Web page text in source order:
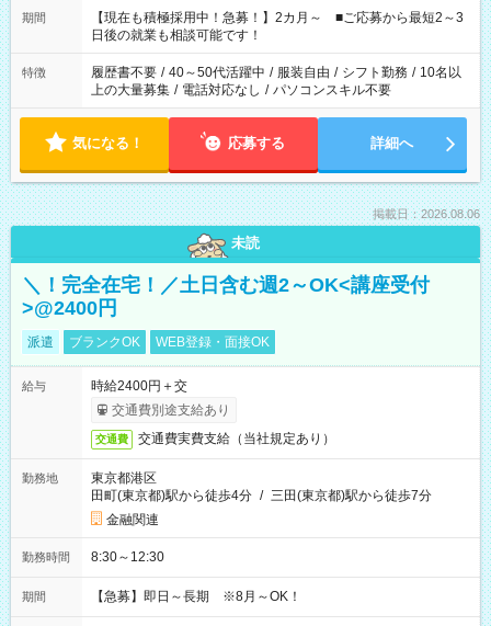
たくない」 など、ご希望を教えてくださいね。 ※Wワーク希望
の方へ 今ご覧のお仕事で希望する勤務時間と、もう1つのお仕事
の勤務時間。 合計で週40時間を超える場合は応募できません。
期間
【現在も積極採用中！急募！】2カ月～ ■ご応募から最短2～3
日後の就業も相談可能です！
特徴 履歴書不要 / 40～50代活躍中 / 服装自由 / シフト勤務 / 10名以
上の大量募集 / 電話対応なし / パソコンスキル不要
気になる！ 応募する 詳細へ
掲載日：2026.08.06
未読
＼！完全在宅！／土日含む週2～OK<講座受付
>@2400円
派遣 ブランクOK WEB登録・面接OK
給与
時給2400円＋交
交通費別途支給あり
交通費 交通費実費支給（当社規定あり）
勤務地
東京都港区
田町(東京都)駅から徒歩4分 / 三田(東京都)駅から徒歩7分
金融関連
勤務時間 8:30～12:30
期間 【急募】即日～長期 ※8月～OK！